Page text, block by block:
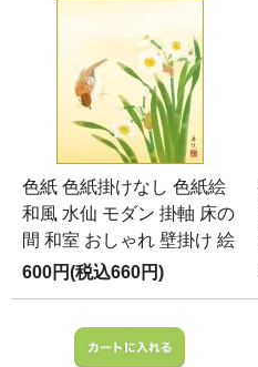
色紙 色紙掛けなし 色紙絵
和風 水仙 モダン 掛軸 床の
間 和室 おしゃれ 壁掛け 絵
600円(税込660円)